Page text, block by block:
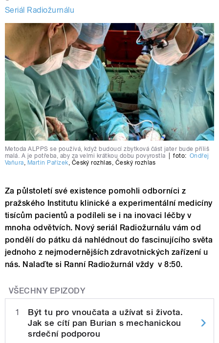
Seriál Radiožurnálu
Metoda ALPPS se používá, když budoucí zbytková část jater bude příliš
malá. A je potřeba, aby za velmi krátkou dobu povyrostla
foto: Ondřej
Vaňura, Martin Pařízek, Český rozhlas, Český rozhlas
Za půlstoletí své existence pomohli odborníci z
pražského Institutu klinické a experimentální medicíny
tisícům pacientů a podíleli se i na inovaci léčby v
mnoha odvětvích. Nový seriál Radiožurnálu vám od
pondělí do pátku dá nahlédnout do fascinujícího světa
jednoho z nejmodernějších zdravotnických zařízení u
nás. Nalaďte si Ranní Radiožurnál vždy v 8:50.
VŠECHNY EPIZODY
1
Být tu pro vnoučata a užívat si života.
Jak se cítí pan Burian s mechanickou
srdeční podporou